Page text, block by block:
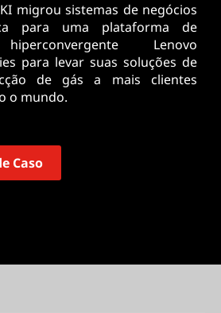
migrou sistemas de negócios
para uma plataforma de
Lenovo
para levar suas soluções de
de gás a mais clientes
o mundo.
Caso